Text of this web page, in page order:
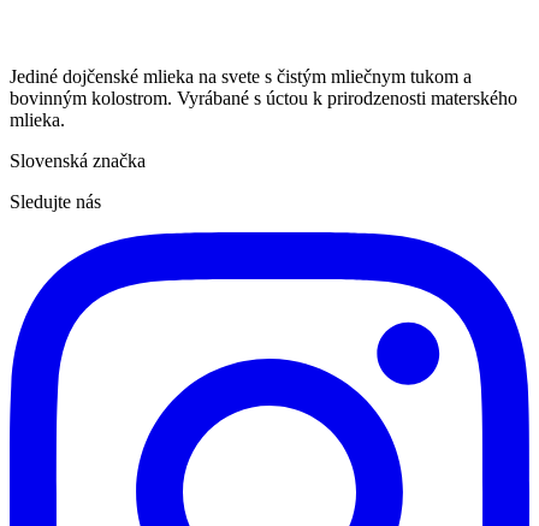
Jediné dojčenské mlieka na svete s čistým mliečnym tukom a
bovinným kolostrom. Vyrábané s úctou k prirodzenosti materského
mlieka.
Slovenská značka
Sledujte nás